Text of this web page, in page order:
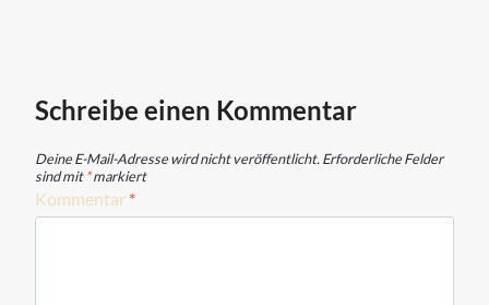
Schreibe einen Kommentar
Deine E-Mail-Adresse wird nicht veröffentlicht. Erforderliche Felder
sind mit*markiert
Kommentar *